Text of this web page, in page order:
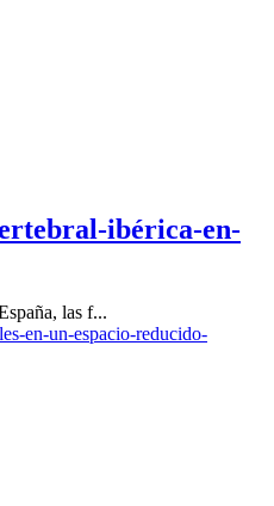
ibérica-en-
las f...